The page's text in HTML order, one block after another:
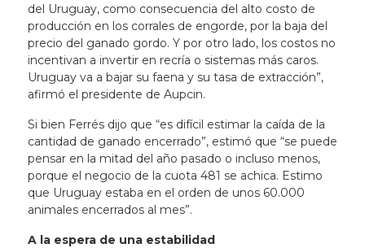
del Uruguay, como consecuencia del alto costo de
producción en los corrales de engorde, por la baja del
precio del ganado gordo. Y por otro lado, los costos no
incentivan a invertir en recría o sistemas más caros.
Uruguay va a bajar su faena y su tasa de extracción”,
afirmó el presidente de Aupcin.
Si bien Ferrés dijo que “es difícil estimar la caída de la
cantidad de ganado encerrado”, estimó que “se puede
pensar en la mitad del año pasado o incluso menos,
porque el negocio de la cuota 481 se achica. Estimo
que Uruguay estaba en el orden de unos 60.000
animales encerrados al mes”.
A la espera de una estabilidad